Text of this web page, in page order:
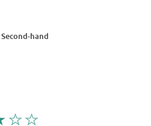
Second-hand